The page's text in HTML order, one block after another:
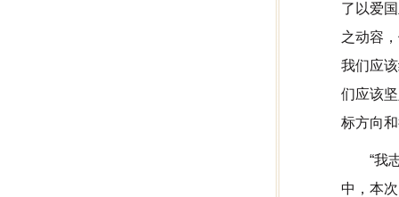
了以爱
之动容
我们应
们应该
标方向
“我
中，本